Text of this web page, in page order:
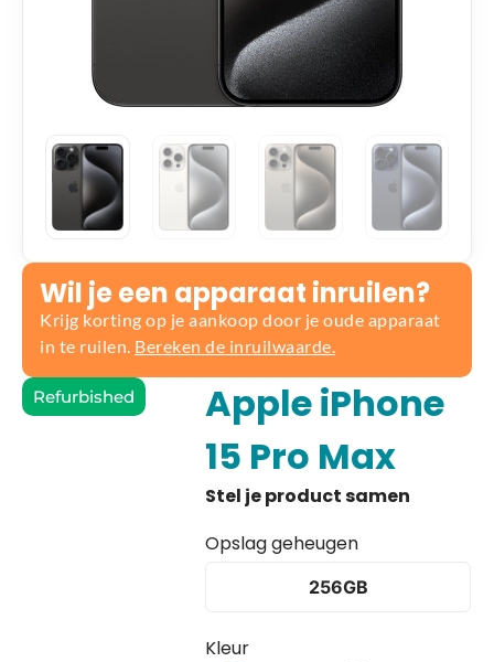
Wil je een apparaat inruilen?
Krijg korting op je aankoop door je oude apparaat
in te ruilen. Bereken de inruilwaarde.
Refurbished
Apple iPhone
15 Pro Max
Opslag geheugen
256GB
Kleur